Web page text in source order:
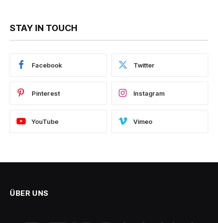
STAY IN TOUCH
Facebook Twitter
Pinterest Instagram
YouTube Vimeo
ÜBER UNS